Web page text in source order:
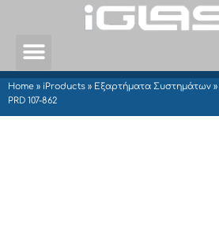
Home » iProducts » Εξαρτήματα Συστημάτων »
PRD 107-862